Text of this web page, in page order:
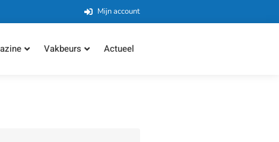
Mijn account
Vakbeurs Actueel